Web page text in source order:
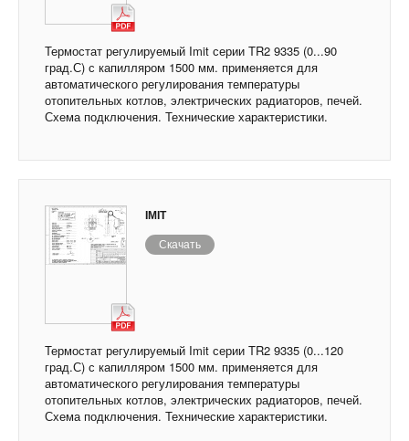
Термостат регулируемый Imit серии TR2 9335 (0...90
град.С) с капилляром 1500 мм. применяется для
автоматического регулирования температуры
отопительных котлов, электрических радиаторов, печей.
Схема подключения. Технические характеристики.
IMIT
Скачать
Термостат регулируемый Imit серии TR2 9335 (0...120
град.С) с капилляром 1500 мм. применяется для
автоматического регулирования температуры
отопительных котлов, электрических радиаторов, печей.
Схема подключения. Технические характеристики.